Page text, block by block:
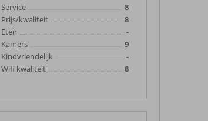
Service
8
Prijs/kwaliteit
8
Eten
-
Kamers
9
Kindvriendelijk
-
Wifi kwaliteit
8